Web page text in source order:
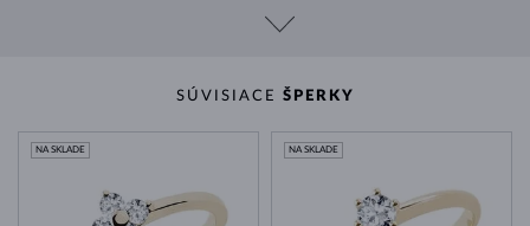
SÚVISIACE ŠPERKY
NA SKLADE NA SKLADE